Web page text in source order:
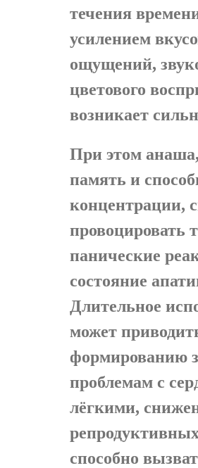
течения
усилением
ощущений,
цветового
возникает
При этом
память и
концентрации,
провоцировать
панические
состояние
Длительное
может
формированию
проблемам с
лёгкими,
способно